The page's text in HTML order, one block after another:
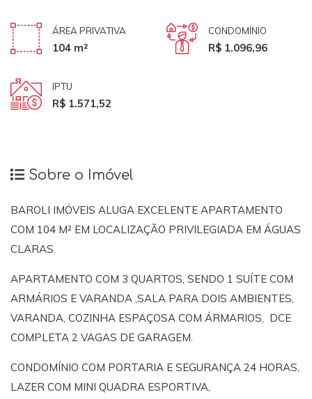
ÁREA PRIVATIVA
104 m²
CONDOMÍNIO
R$ 1.096,96
IPTU
R$ 1.571,52
Sobre o Imóvel
BAROLI IMÓVEIS ALUGA EXCELENTE APARTAMENTO
COM 104 M² EM LOCALIZAÇÃO PRIVILEGIADA EM ÁGUAS
CLARAS.
APARTAMENTO COM 3 QUARTOS, SENDO 1 SUÍTE COM
ARMÁRIOS E VARANDA ,SALA PARA DOIS AMBIENTES,
VARANDA, COZINHA ESPAÇOSA COM ÁRMARIOS, DCE
COMPLETA 2 VAGAS DE GARAGEM.
CONDOMÍNIO COM PORTARIA E SEGURANÇA 24 HORAS,
LAZER COM MINI QUADRA ESPORTIVA,